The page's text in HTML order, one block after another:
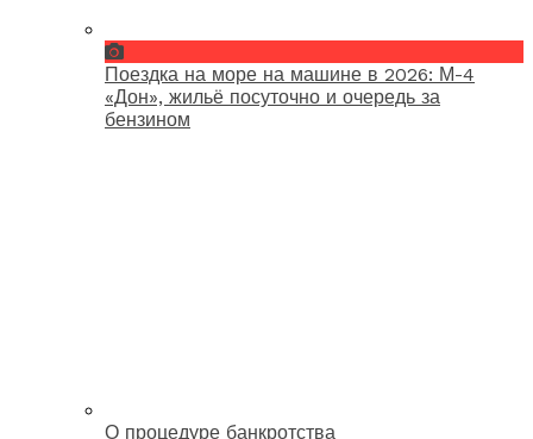
Поездка на море на машине в 2026: М-4
«Дон», жильё посуточно и очередь за
бензином
О процедуре банкротства